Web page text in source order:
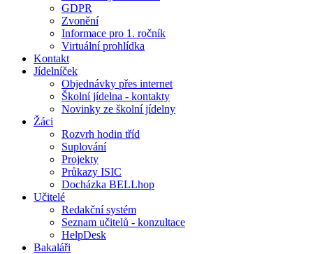
GDPR
Zvonění
Informace pro 1. ročník
Virtuální prohlídka
Kontakt
Jídelníček
Objednávky přes internet
Školní jídelna - kontakty
Novinky ze školní jídelny
Žáci
Rozvrh hodin tříd
Suplování
Projekty
Průkazy ISIC
Docházka BELLhop
Učitelé
Redakční systém
Seznam učitelů - konzultace
HelpDesk
Bakaláři